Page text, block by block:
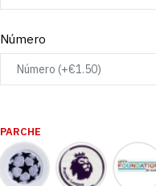
Número
PARCHE